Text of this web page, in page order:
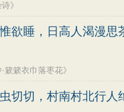
》
欲睡，日高人渴漫思
簌簌衣巾落枣花》
切切，村南村北行人